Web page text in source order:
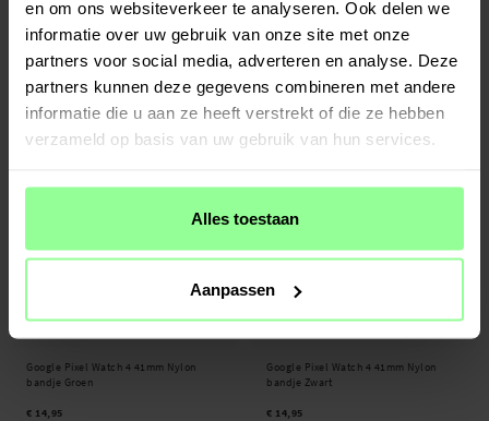
en om ons websiteverkeer te analyseren. Ook delen we
informatie over uw gebruik van onze site met onze
partners voor social media, adverteren en analyse. Deze
partners kunnen deze gegevens combineren met andere
informatie die u aan ze heeft verstrekt of die ze hebben
verzameld op basis van uw gebruik van hun services.
Alles toestaan
Aanpassen
Google Pixel Watch 4 41mm Diamond
€ 27,95
Google Pixel Watch 4 41mm
Natobandje zwart
€ 17,95
Google Pixel Watch 4 41mm Nylon
bandje Groen
€ 14,95
Google Pixel Watch 4 41mm Nylon
bandje Zwart
€ 14,95